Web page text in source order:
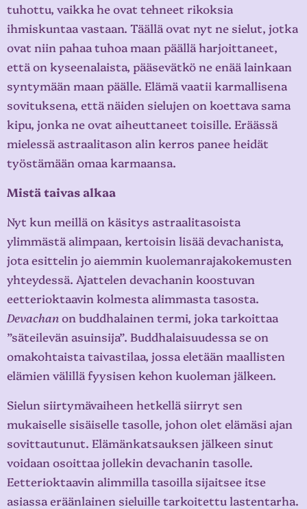
tuhottu, vaikka he ovat tehneet rikoksia
ihmiskuntaa vastaan. Täällä ovat nyt ne sielut, jotka
ovat niin pahaa tuhoa maan päällä harjoittaneet,
että on kyseenalaista, pääsevätkö ne enää lainkaan
syntymään maan päälle. Elämä vaatii karmallisena
sovituksena, että näiden sielujen on koettava sama
kipu, jonka ne ovat aiheuttaneet toisille. Eräässä
mielessä astraalitason alin kerros panee heidät
työstämään omaa karmaansa.
Mistä taivas alkaa
Nyt kun meillä on käsitys astraalitasoista
ylimmästä alimpaan, kertoisin lisää devachanista,
jota esittelin jo aiemmin kuolemanrajakokemusten
yhteydessä. Ajattelen devachanin koostuvan
eetterioktaavin kolmesta alimmasta tasosta.
Devachanon buddhalainen termi, joka tarkoittaa
”säteilevän asuinsija”. Buddhalaisuudessa se on
omakohtaista taivastilaa, jossa eletään maallisten
elämien välillä fyysisen kehon kuoleman jälkeen.
Sielun siirtymävaiheen hetkellä siirryt sen
mukaiselle sisäiselle tasolle, johon olet elämäsi ajan
sovittautunut. Elämänkatsauksen jälkeen sinut
voidaan osoittaa jollekin devachanin tasolle.
Eetterioktaavin alimmilla tasoilla sijaitsee itse
asiassa eräänlainen sieluille tarkoitettu lastentarha.